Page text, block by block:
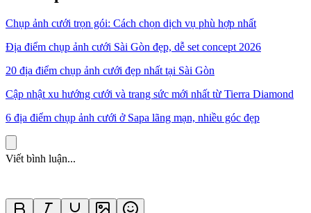
Chụp ảnh cưới trọn gói: Cách chọn dịch vụ phù hợp nhất
Địa điểm chụp ảnh cưới Sài Gòn đẹp, dễ set concept 2026
20 địa điểm chụp ảnh cưới đẹp nhất tại Sài Gòn
Cập nhật xu hướng cưới và trang sức mới nhất từ Tierra Diamond
6 địa điểm chụp ảnh cưới ở Sapa lãng mạn, nhiều góc đẹp
Viết bình luận...